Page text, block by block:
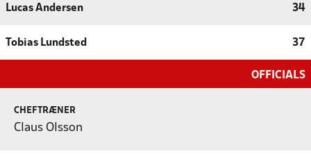
Lucas Andersen 34
Tobias Lundsted 37
OFFICIALS
CHEFTRÆNER
Claus Olsson